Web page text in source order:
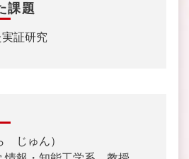
課題
証研究
じゅん）